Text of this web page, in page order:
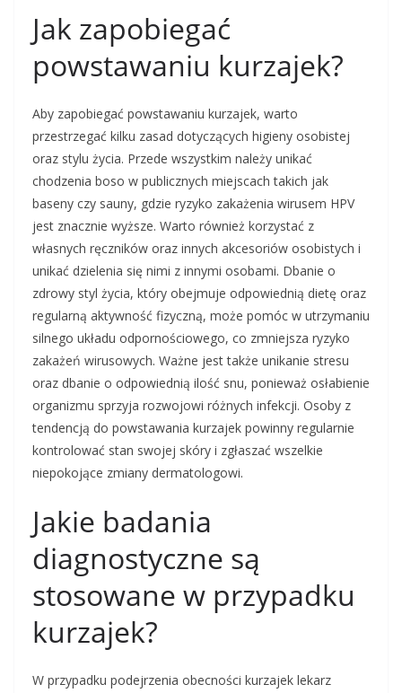
Jak zapobiegać
powstawaniu kurzajek?
Aby zapobiegać powstawaniu kurzajek, warto
przestrzegać kilku zasad dotyczących higieny osobistej
oraz stylu życia. Przede wszystkim należy unikać
chodzenia boso w publicznych miejscach takich jak
baseny czy sauny, gdzie ryzyko zakażenia wirusem HPV
jest znacznie wyższe. Warto również korzystać z
własnych ręczników oraz innych akcesoriów osobistych i
unikać dzielenia się nimi z innymi osobami. Dbanie o
zdrowy styl życia, który obejmuje odpowiednią dietę oraz
regularną aktywność fizyczną, może pomóc w utrzymaniu
silnego układu odpornościowego, co zmniejsza ryzyko
zakażeń wirusowych. Ważne jest także unikanie stresu
oraz dbanie o odpowiednią ilość snu, ponieważ osłabienie
organizmu sprzyja rozwojowi różnych infekcji. Osoby z
tendencją do powstawania kurzajek powinny regularnie
kontrolować stan swojej skóry i zgłaszać wszelkie
niepokojące zmiany dermatologowi.
Jakie badania
diagnostyczne są
stosowane w przypadku
kurzajek?
W przypadku podejrzenia obecności kurzajek lekarz